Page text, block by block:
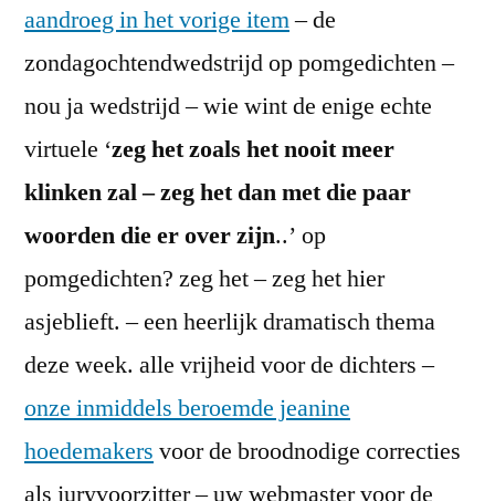
aandroeg in het vorige item– de
zondagochtendwedstrijd op pomgedichten –
nou ja wedstrijd – wie wint de enige echte
virtuele ‘zeg het zoals het nooit meer
klinken zal – zeg het dan met die paar
woorden die er over zijn..’ op
pomgedichten? zeg het – zeg het hier
asjeblieft. – een heerlijk dramatisch thema
deze week. alle vrijheid voor de dichters –
onze inmiddels beroemde jeanine
hoedemakers voor de broodnodige correcties
als juryvoorzitter – uw webmaster voor de